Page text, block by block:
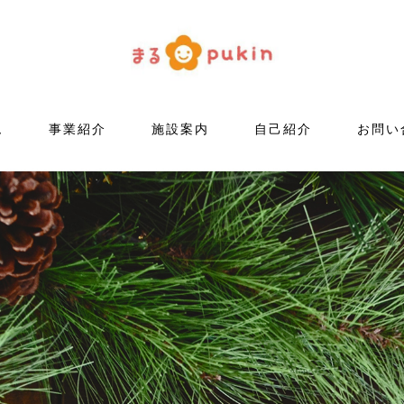
事業紹介 施設案内 自己紹介 お問